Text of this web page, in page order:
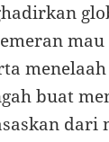
buat
dari